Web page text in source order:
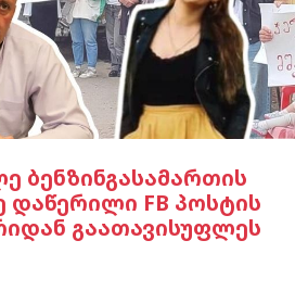
ბენზინგასამართის
დაწერილი FB პოსტის
გაათავისუფლეს